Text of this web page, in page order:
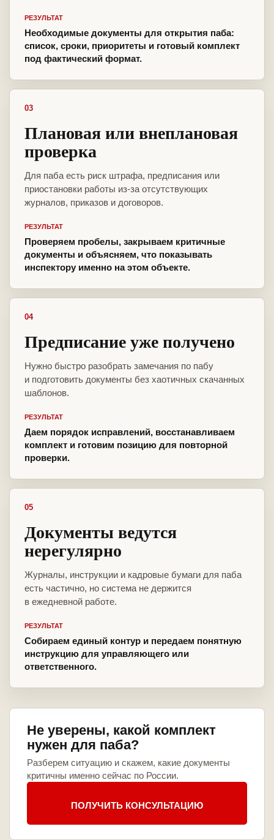
РЕЗУЛЬТАТ
Необходимые документы для открытия паба:
список, сроки, приоритеты и готовый комплект
под фактический формат.
03
Плановая или внеплановая
проверка
Для паба есть риск штрафа, предписания или
приостановки работы из-за отсутствующих
журналов, приказов и договоров.
РЕЗУЛЬТАТ
Проверяем пробелы, закрываем критичные
документы и объясняем, что показывать
инспектору именно на этом объекте.
04
Предписание уже получено
Нужно быстро разобрать замечания по пабу
и подготовить документы без хаотичных скачанных
шаблонов.
РЕЗУЛЬТАТ
Даем порядок исправлений, восстанавливаем
комплект и готовим позицию для повторной
проверки.
05
Документы ведутся
нерегулярно
Журналы, инструкции и кадровые бумаги для паба
есть частично, но система не держится
в ежедневной работе.
РЕЗУЛЬТАТ
Собираем единый контур и передаем понятную
инструкцию для управляющего или
ответственного.
Не уверены, какой комплект
нужен для паба?
Разберем ситуацию и скажем, какие документы
критичны именно сейчас по России.
ПОЛУЧИТЬ КОНСУЛЬТАЦИЮ